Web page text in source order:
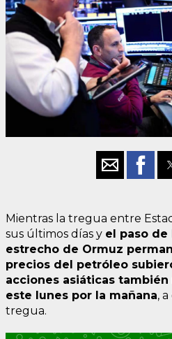
Mientras la tregua entre
sus últimos días y el paso de
estrecho de Ormuz
precios del petróleo
acciones asiáticas
este lunes por la mañana,
tregua.